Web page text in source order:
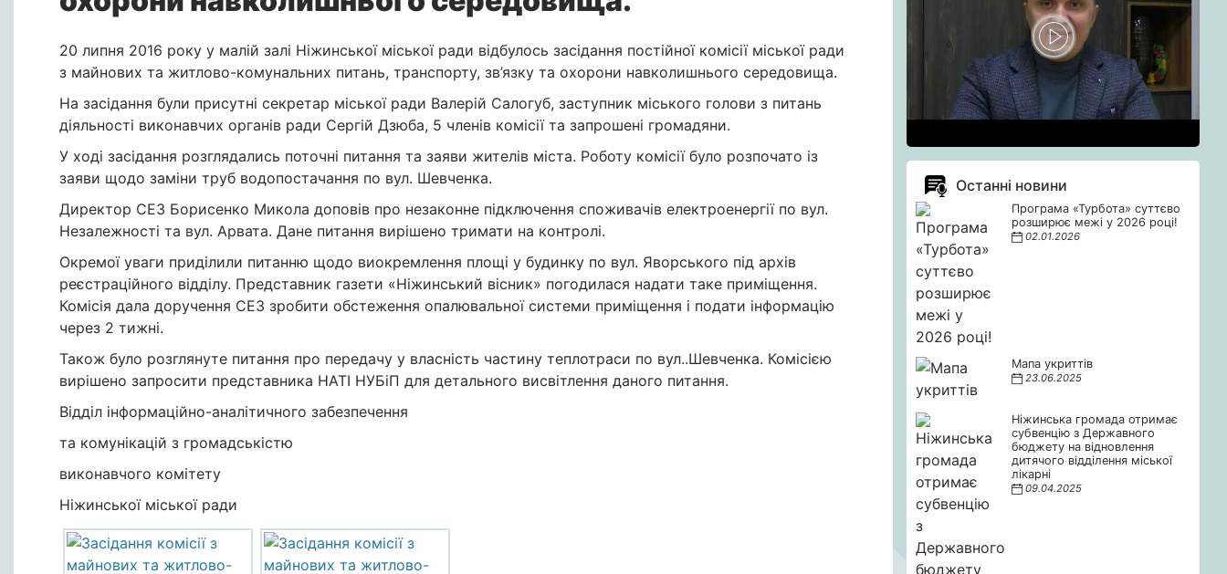
20 липня 2016 року у малій залі Ніжинської міської ради відбулось засідання постійної комісії міської ради
з майнових та житлово-комунальних питань, транспорту, зв’язку та охорони навколишнього середовища.
На засідання були присутні секретар міської ради Валерій Салогуб, заступник міського голови з питань
діяльності виконавчих органів ради Сергій Дзюба, 5 членів комісії та запрошені громадяни.
У ході засідання розглядались поточні питання та заяви жителів міста. Роботу комісії було розпочато із
заяви щодо заміни труб водопостачання по вул. Шевченка.
Директор СЕЗ Борисенко Микола доповів про незаконне підключення споживачів електроенергії по вул.
Незалежності та вул. Арвата. Дане питання вирішено тримати на контролі.
Окремої уваги приділили питанню щодо виокремлення площі у будинку по вул. Яворського під архів
реєстраційного відділу. Представник газети «Ніжинський вісник» погодилася надати таке приміщення.
Комісія дала доручення СЕЗ зробити обстеження опалювальної системи приміщення і подати інформацію
через 2 тижні.
Також було розглянуте питання про передачу у власність частину теплотраси по вул..Шевченка. Комісією
вирішено запросити представника НАТІ НУБіП для детального висвітлення даного питання.
Відділ інформаційно-аналітичного забезпечення
та комунікацій з громадськістю
виконавчого комітету
Ніжинської міської ради
Останні новини
Програма «Турбота» суттєво
розширює межі у 2026 році!
02.01.2026
Мапа укриттів
23.06.2025
Ніжинська громада отримає
субвенцію з Державного
бюджету на відновлення
дитячого відділення міської
лікарні
09.04.2025